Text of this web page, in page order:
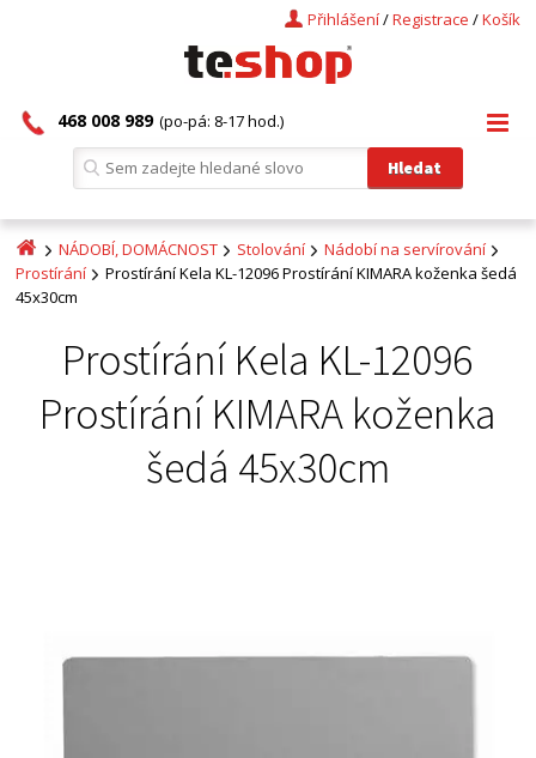
Košík
/
Registrace
/
Přihlášení
468 008 989 (po-pá: 8-17 hod.)
NÁDOBÍ, DOMÁCNOST Stolování
Nádobí na servírování
Prostírání
Prostírání Kela KL-12096 Prostírání KIMARA koženka šedá
45x30cm
Prostírání Kela KL-12096
Prostírání KIMARA koženka
šedá 45x30cm